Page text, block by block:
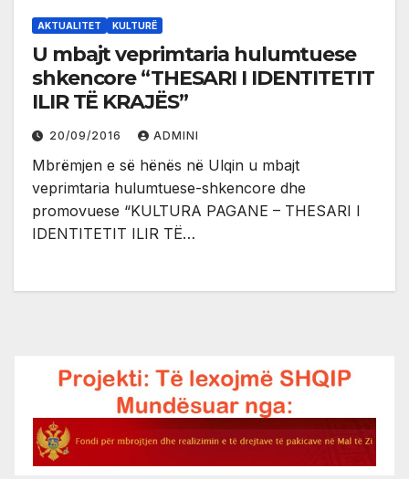
AKTUALITET KULTURË
U mbajt veprimtaria hulumtuese
shkencore “THESARI I IDENTITETIT
ILIR TË KRAJËS”
20/09/2016 ADMINI
Mbrëmjen e së hënës në Ulqin u mbajt
veprimtaria hulumtuese-shkencore dhe
promovuese “KULTURA PAGANE – THESARI I
IDENTITETIT ILIR TË…